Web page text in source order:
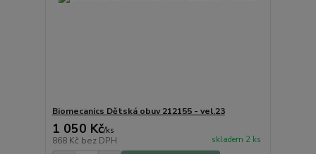
Biomecanics Dětská obuv 212155 - vel.23
1 050 Kč/ks
868 Kč bez DPH skladem 2 ks